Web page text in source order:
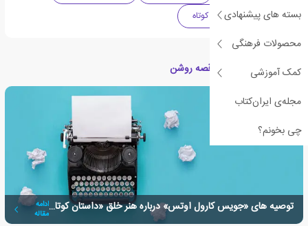
بسته های پیشنهادی
محصولات فرهنگی
کمک آموزشی
مجله‌ی ایران‌کتاب
چی بخونم؟
رمان
داستان کوتاه
مقالات مرتبط با کتاب قصه روشن
توصیه های «جویس کارول اوتس» درباره هنر خلق «داستان کوتاه»ادامه
مقاله